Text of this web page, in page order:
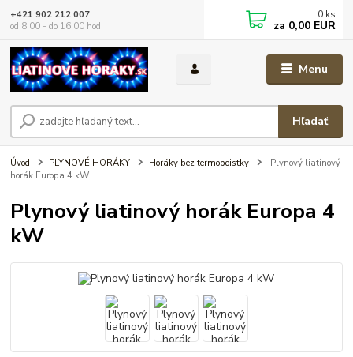
Menu
Hľadať
+421 902 212 007
od 8:00 - do 16:00 hod
0 ks
za 0,00 EUR
Úvod PLYNOVÉ HORÁKY Horáky bez termopoistky
Plynový liatinový
horák Europa 4 kW
Plynový liatinový horák Europa 4
kW